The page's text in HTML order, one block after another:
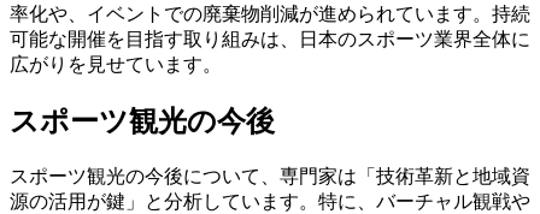
率化や、イベントでの廃棄物削減が進められています。持続
可能な開催を目指す取り組みは、日本のスポーツ業界全体に
広がりを見せています。
スポーツ観光の今後
スポーツ観光の今後について、専門家は「技術革新と地域資
源の活用が鍵」と分析しています。特に、バーチャル観戦や